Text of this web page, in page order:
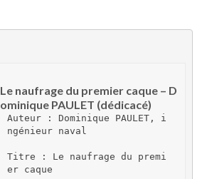
Le naufrage du premier caque – D
ominique PAULET (dédicacé)
Auteur : Dominique PAULET, i
ngénieur naval
Titre : Le naufrage du premi
er caque